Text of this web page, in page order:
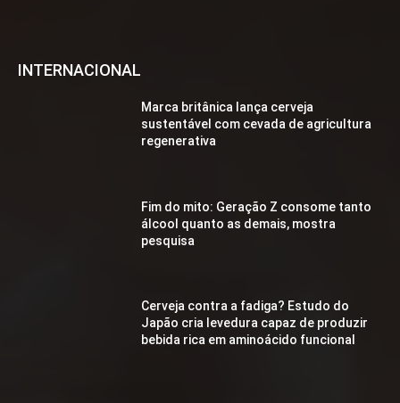
INTERNACIONAL
Marca britânica lança cerveja
sustentável com cevada de agricultura
regenerativa
Fim do mito: Geração Z consome tanto
álcool quanto as demais, mostra
pesquisa
Cerveja contra a fadiga? Estudo do
Japão cria levedura capaz de produzir
bebida rica em aminoácido funcional